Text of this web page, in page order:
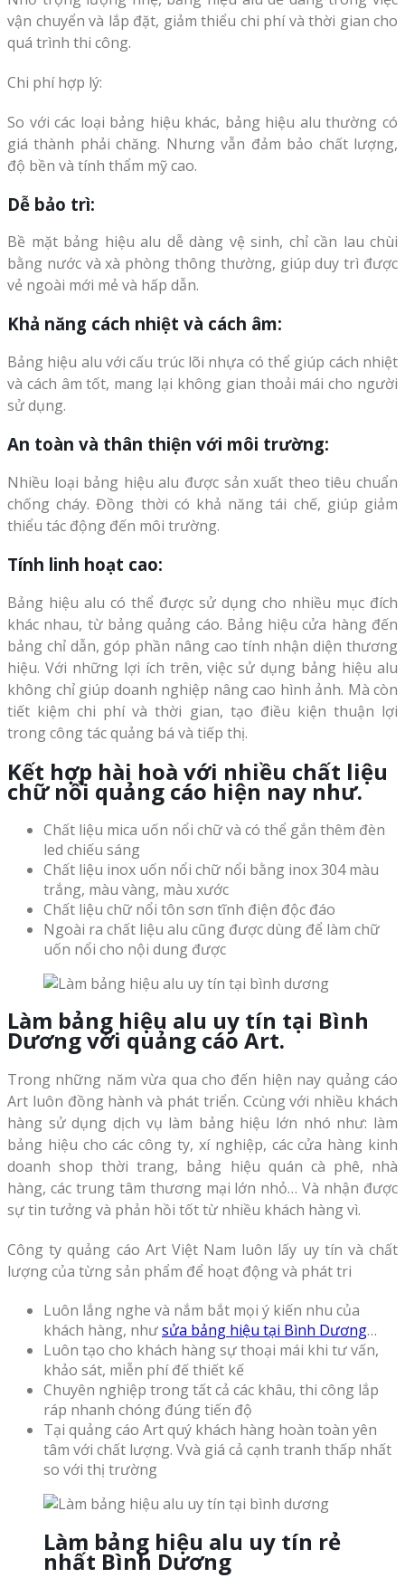
vận chuyển và lắp đặt, giảm thiểu chi phí và thời gian cho
quá trình thi công.
Chi phí hợp lý:
So với các loại bảng hiệu khác, bảng hiệu alu thường có
giá thành phải chăng. Nhưng vẫn đảm bảo chất lượng,
độ bền và tính thẩm mỹ cao.
Dễ bảo trì:
Bề mặt bảng hiệu alu dễ dàng vệ sinh, chỉ cần lau chùi
bằng nước và xà phòng thông thường, giúp duy trì được
vẻ ngoài mới mẻ và hấp dẫn.
Khả năng cách nhiệt và cách âm:
Bảng hiệu alu với cấu trúc lõi nhựa có thể giúp cách nhiệt
và cách âm tốt, mang lại không gian thoải mái cho người
sử dụng.
An toàn và thân thiện với môi trường:
Nhiều loại bảng hiệu alu được sản xuất theo tiêu chuẩn
chống cháy. Đồng thời có khả năng tái chế, giúp giảm
thiểu tác động đến môi trường.
Tính linh hoạt cao:
Bảng hiệu alu có thể được sử dụng cho nhiều mục đích
khác nhau, từ bảng quảng cáo. Bảng hiệu cửa hàng đến
bảng chỉ dẫn, góp phần nâng cao tính nhận diện thương
hiệu. Với những lợi ích trên, việc sử dụng bảng hiệu alu
không chỉ giúp doanh nghiệp nâng cao hình ảnh. Mà còn
tiết kiệm chi phí và thời gian, tạo điều kiện thuận lợi
trong công tác quảng bá và tiếp thị.
Kết hợp hài hoà với nhiều chất liệu
chữ nổi quảng cáo hiện nay như.
Chất liệu mica uốn nổi chữ và có thể gắn thêm đèn
led chiếu sáng
Chất liệu inox uốn nổi chữ nổi bằng inox 304 màu
trắng, màu vàng, màu xước
Chất liệu chữ nổi tôn sơn tĩnh điện độc đáo
Ngoài ra chất liệu alu cũng được dùng để làm chữ
uốn nổi cho nội dung được
Làm bảng hiệu alu uy tín tại Bình
Dương với quảng cáo Art.
Trong những năm vừa qua cho đến hiện nay quảng cáo
Art luôn đồng hành và phát triển. Ccùng với nhiều khách
hàng sử dụng dịch vụ làm bảng hiệu lớn nhó như: làm
bảng hiệu cho các công ty, xí nghiệp, các cửa hàng kinh
doanh shop thời trang, bảng hiệu quán cà phê, nhà
hàng, các trung tâm thương mại lớn nhỏ… Và nhận được
sự tin tưởng và phản hồi tốt từ nhiều khách hàng vì.
Công ty quảng cáo Art Việt Nam luôn lấy uy tín và chất
lượng của từng sản phẩm để hoạt động và phát tri
Luôn lắng nghe và nắm bắt mọi ý kiến nhu của
khách hàng, nhưsửa bảng hiệu tại Bình Dương…
Luôn tạo cho khách hàng sự thoại mái khi tư vấn,
khảo sát, miễn phí đế thiết kế
Chuyên nghiệp trong tất cả các khâu, thi công lắp
ráp nhanh chóng đúng tiến độ
Tại quảng cáo Art quý khách hàng hoàn toàn yên
tâm với chất lượng. Vvà giá cả cạnh tranh thấp nhất
so với thị trường
Làm bảng hiệu alu uy tín rẻ
nhất Bình Dương